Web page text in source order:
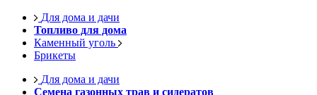
Для дома и дачи
Топливо для дома
Каменный уголь
Брикеты
Для дома и дачи
Семена газонных трав и сидератов